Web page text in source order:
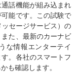
話機能が組み込まれ
能です。この試験で
セージサービス）の
た、最新のカーナビ
な情報エンターテイ
。各社のスマートフ
も確認します。